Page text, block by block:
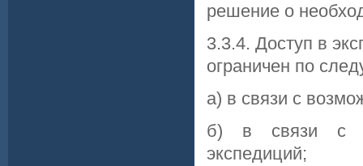
решение о
3.3.4. Доступ в
ограничен по
а) в связи с
б) в связи с
экспедиций;